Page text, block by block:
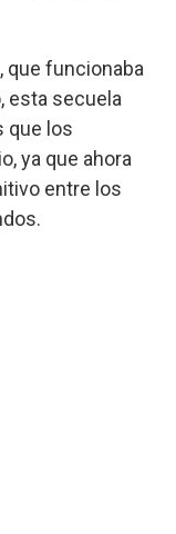
que funcionaba
esta secuela
que los
ya que ahora
entre los